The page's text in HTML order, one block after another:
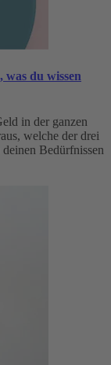
was du wissen
in der ganzen
welche der drei
Bedürfnissen